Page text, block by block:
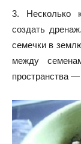
3. Несколько
создать
семечки в
между
пространства